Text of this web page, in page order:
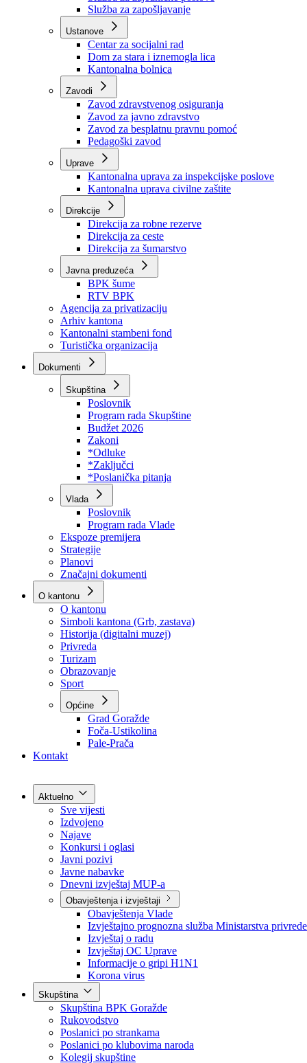
Službe
Služba za odnose s javnošću
Služba za zajedničke poslove
Služba za zapošljavanje
Ustanove
Centar za socijalni rad
Dom za stara i iznemogla lica
Kantonalna bolnica
Zavodi
Zavod zdravstvenog osiguranja
Zavod za javno zdravstvo
Zavod za besplatnu pravnu pomoć
Pedagoški zavod
Kantonalna uprava za inspekcijske poslove
Kantonalna uprava civilne zaštite
Direkcije
Direkcija za robne rezerve
Direkcija za ceste
Direkcija za šumarstvo
Javna preduzeća
BPK šume
RTV BPK
Agencija za privatizaciju
Arhiv kantona
Kantonalni stambeni fond
Turistička organizacija
Dokumenti
Skupština
Poslovnik
Program rada Skupštine
Budžet 2026
Zakoni
*Odluke
*Zaključci
*Poslanička pitanja
Vlada
Poslovnik
Program rada Vlade
Ekspoze premijera
Strategije
Planovi
Značajni dokumenti
O kantonu
O kantonu
Simboli kantona (Grb, zastava)
Historija (digitalni muzej)
Privreda
Turizam
Obrazovanje
Sport
Općine
Kontakt
Aktuelno
Sve vijesti
Izdvojeno
Najave
Konkursi i oglasi
Javni pozivi
Javne nabavke
Dnevni izvještaj MUP-a
Obavještenja i izvještaji
Obavještenja Vlade
Izvještajno prognozna služba Ministarstva privrede
Izvještaj o radu
Izvještaj OC Uprave
Informacije o gripi H1N1
Korona virus
Skupština
Skupština BPK Goražde
Rukovodstvo